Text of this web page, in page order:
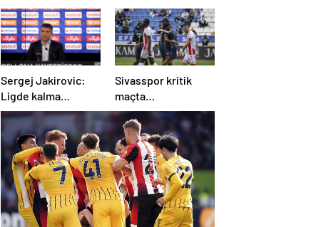
Sergej Jakirovic:
Ligde kalma
konusunda çok
önemli bir adım
attık
Sivasspor kritik
maçta
Kasımpaşa’ya
mağlup!